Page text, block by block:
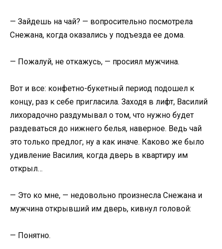
— Зайдешь на чай? — вопросительно посмотрела
Снежана, когда оказались у подъезда ее дома.
— Пожалуй, не откажусь, — просиял мужчина.
Вот и все: конфетно-букетный период подошел к
концу, раз к себе пригласила. Заходя в лифт, Василий
лихорадочно раздумывал о том, что нужно будет
раздеваться до нижнего белья, наверное. Ведь чай
это только предлог, ну а как иначе. Каково же было
удивление Василия, когда дверь в квартиру им
открыл…
— Это ко мне, — недовольно произнесла Снежана и
мужчина открывший им дверь, кивнул головой:
— Понятно.